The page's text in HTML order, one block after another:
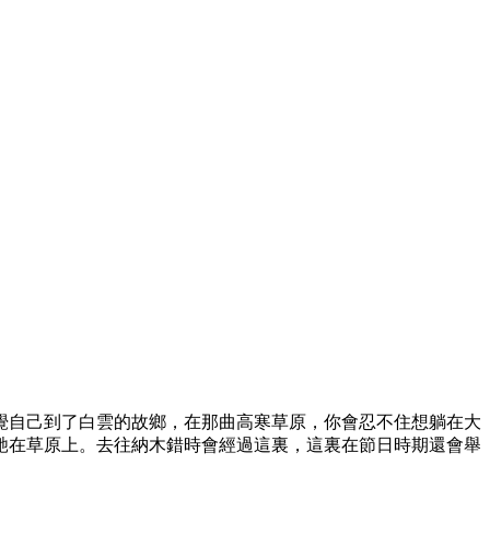
己到了白雲的故鄉，在那曲高寒草原，你會忍不住想躺在大
草原上。去往納木錯時會經過這裏，這裏在節日時期還會舉